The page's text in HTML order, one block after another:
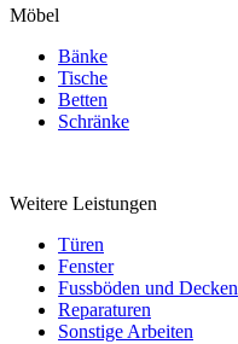
Möbel
Bänke
Tische
Betten
Schränke
Weitere Leistungen
Türen
Fenster
Fussböden und Decken
Reparaturen
Sonstige Arbeiten